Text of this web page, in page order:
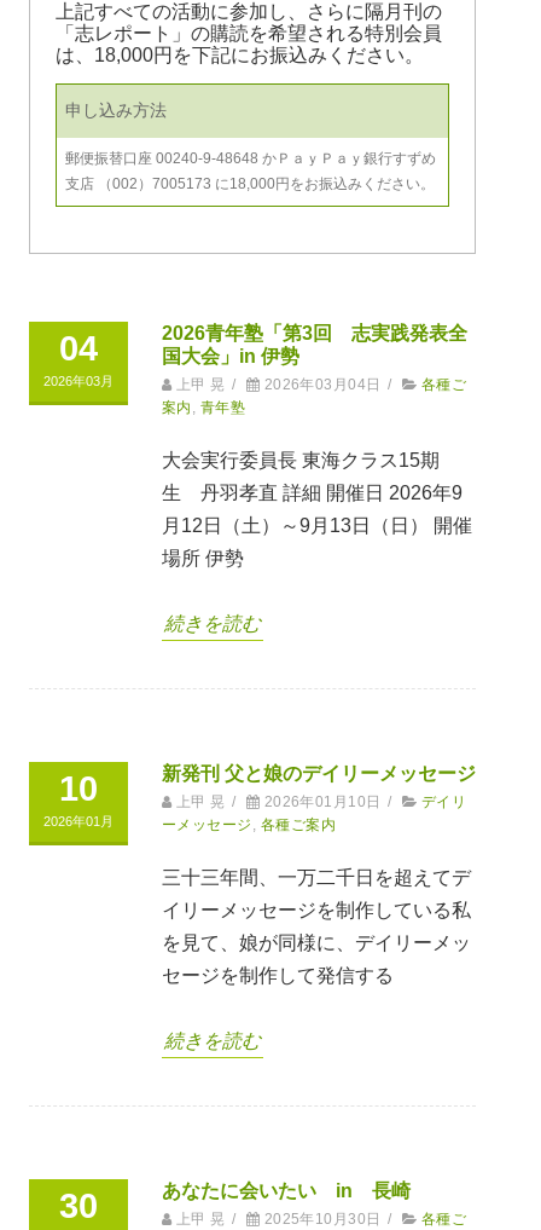
上記すべての活動に参加し、さらに隔月刊の
「志レポート」の購読を希望される特別会員
は、18,000円を下記にお振込みください。
申し込み方法
郵便振替口座 00240-9-48648 かＰａｙＰａｙ銀行すずめ
支店 （002）7005173 に18,000円をお振込みください。
04
2026年03月
2026青年塾「第3回 志実践発表全
国大会」in 伊勢
上甲 晃 / 2026年03月04日 /
各種ご
案内
青年塾
大会実行委員長 東海クラス15期
生 丹羽孝直 詳細 開催日 2026年9
月12日（土）～9月13日（日） 開催
場所 伊勢
続きを読む
10
2026年01月
新発刊 父と娘のデイリーメッセージ
上甲 晃 / 2026年01月10日 /
デイリ
ーメッセージ
各種ご案内
三十三年間、一万二千日を超えてデ
イリーメッセージを制作している私
を見て、娘が同様に、デイリーメッ
セージを制作して発信する
続きを読む
30 あなたに会いたい in 長崎
上甲 晃 / 2025年10月30日 /
各種ご